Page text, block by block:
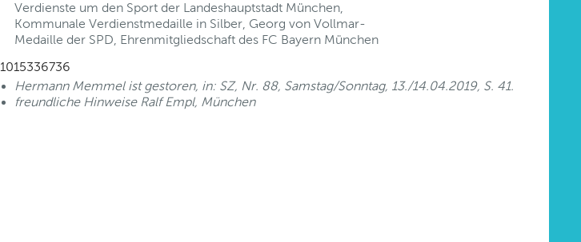
Verdienste um den Sport der Landeshauptstadt München,
Kommunale Verdienstmedaille in Silber, Georg von Vollmar-
Medaille der SPD, Ehrenmitgliedschaft des FC Bayern München
1015336736
Hermann Memmel ist gestoren, in: SZ, Nr. 88, Samstag/Sonntag, 13./14.04.2019, S. 41.
freundliche Hinweise Ralf Empl, München